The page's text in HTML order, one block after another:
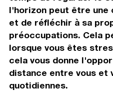
l'horizon peut être une
et de réfléchir à sa
préoccupations. Cela
lorsque vous êtes
cela vous donne
distance entre vous et
quotidiennes.